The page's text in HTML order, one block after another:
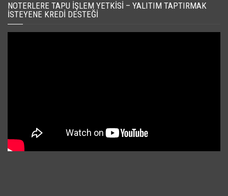
NOTERLERE TAPU İŞLEM YETKISI – YALITIM TAPTIRMAK
İSTEYENE KREDI DESTEĞI